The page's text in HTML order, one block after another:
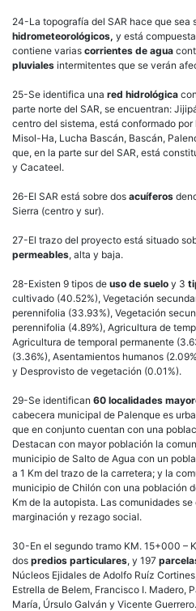
24-La topografía del SAR hace que sea
hidrometeorológicos, y está
contiene varias corrientes de agua
pluviales intermitentes que se verán
25-Se identifica una red hidrológica
parte norte del SAR, se encuentran:
centro del sistema, está conformado
Misol-Ha, Lucha Bascán, Bascán,
que, en la parte sur del SAR, está
y Cacateel.
26-El SAR está sobre dos acuíferos
Sierra (centro y sur).
27-El trazo del proyecto está situado
permeables, alta y baja.
28-Existen 9 tipos de uso de suelo y 3
cultivado (40.52%), Vegetación
perennifolia (33.93%), Vegetación
perennifolia (4.89%), Agricultura de
Agricultura de temporal permanente
(3.36%), Asentamientos humanos
y Desprovisto de vegetación (0.01%).
29-Se identifican 60 localidades
cabecera municipal de Palenque es
que en conjunto cuentan con una
Destacan con mayor población la
municipio de Salto de Agua con un
a 1 Km del trazo de la carretera; y la
municipio de Chilón con una población
Km de la autopista. Las comunidades
marginación y rezago social.
30-En el segundo tramo KM. 15+000 –
dos predios particulares, y 197
Núcleos Ejidales de Adolfo Ruíz
Estrella de Belem, Francisco I. Madero,
María, Úrsulo Galván y Vicente